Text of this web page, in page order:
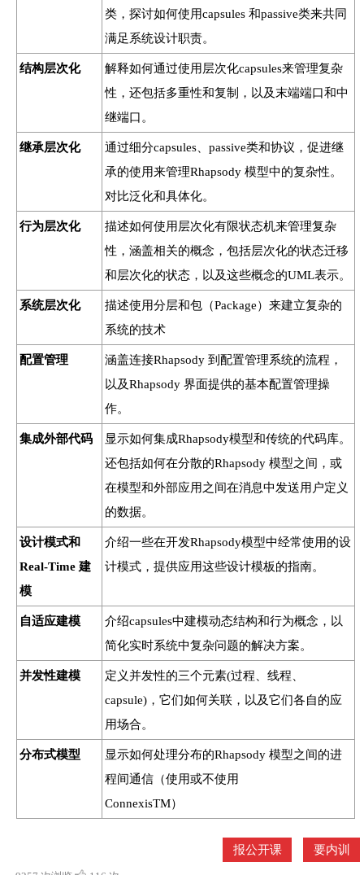
类，探讨如何使用capsules 和passive类来共同
满足系统设计职责。
结构层次化
解释如何通过使用层次化capsules来管理复杂
性，还包括多重性和复制，以及末端端口和中
继端口。
继承层次化
通过细分capsules、passive类和协议，促进继
承的使用来管理Rhapsody 模型中的复杂性。
对比泛化和具体化。
行为层次化
描述如何使用层次化有限状态机来管理复杂
性，涵盖相关的概念，包括层次化的状态迁移
和层次化的状态，以及这些概念的UML表示。
系统层次化
描述使用分层和包（Package）来建立复杂的
系统的技术
配置管理
涵盖连接Rhapsody 到配置管理系统的流程，
以及Rhapsody 界面提供的基本配置管理操
作。
集成外部代码
显示如何集成Rhapsody模型和传统的代码库。
还包括如何在分散的Rhapsody 模型之间，或
在模型和外部应用之间在消息中发送用户定义
的数据。
设计模式和
Real-Time 建
模
介绍一些在开发Rhapsody模型中经常使用的设
计模式，提供应用这些设计模板的指南。
自适应建模
介绍capsules中建模动态结构和行为概念，以
简化实时系统中复杂问题的解决方案。
并发性建模
定义并发性的三个元素(过程、线程、
capsule)，它们如何关联，以及它们各自的应
用场合。
分布式模型
显示如何处理分布的Rhapsody 模型之间的进
程间通信（使用或不使用
ConnexisTM）
报公开课 要内训